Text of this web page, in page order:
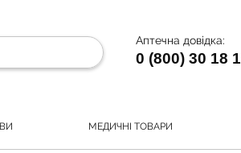
Аптечна довідка:
0 (800) 30 18
МЕДИЧНІ ТОВАРИ